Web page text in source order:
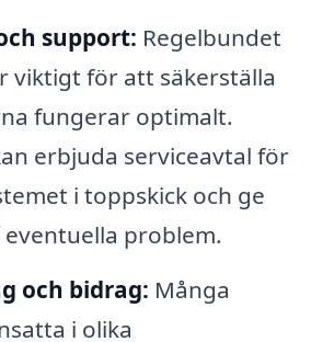
support: Regelbundet
viktigt för att säkerställa
fungerar optimalt.
erbjuda serviceavtal för
i toppskick och ge
problem.
och bidrag: Många
i olika